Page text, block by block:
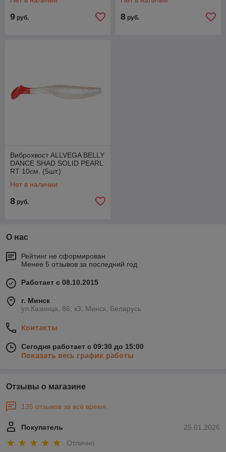
9 руб. 8 руб.
Виброхвост ALLVEGA BELLY
DANCE SHAD SOLID PEARL
RT 10см. (5шт.)
Нет в наличии
8 руб.
О нас
Рейтинг не сформирован
Менее 5 отзывов за последний год
Работает с 08.10.2015
г. Минск
ул.Казинца, 86, к3, Минск, Беларусь
Контакты
Сегодня работает с 09:30 до 15:00
Показать весь график работы
Отзывы о магазине
135 отзывов за всё время
25.01.2026
Покупатель
Отлично